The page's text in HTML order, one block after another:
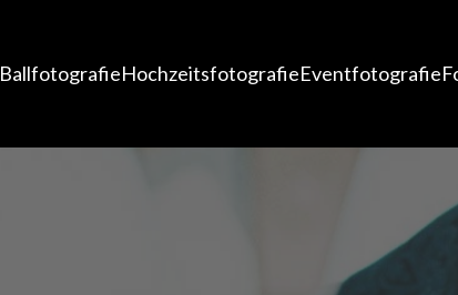
BallfotografieHochzeitsfotografieEventfotografie